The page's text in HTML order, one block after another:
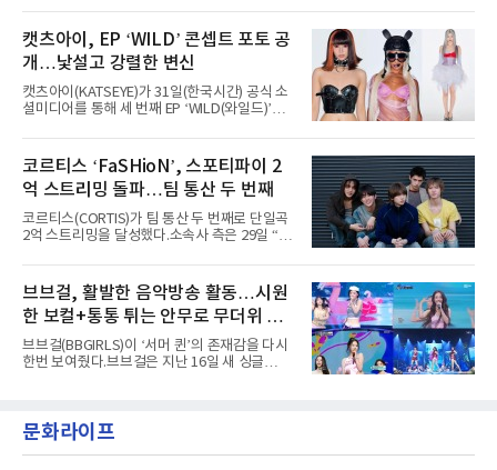
코르티스 등 K팝 스타들이 출연진 명단에 이름
을 올렸다.이날 에스파는
AxMxP는 데뷔 전부터 버스킹과 각종 페스티벌,
공연 무대에 오르며 실전 경험을 쌓아왔다.이들
은 소속사 패밀리 콘서트를 비롯해 '뷰티풀 민트
라이프 2025', '2025 부산국제록페스티벌' 등 대
형 무대에 잇달아 출연해 당찬 에너지와 풋풋한
매력으로 음악팬들의 눈도장을 찍었다.이후
AxMxP는 '카운트다운 판타지 2025-2026',
정적인 실력을 입증했고, 올해 '2026 어썸뮤직
페스티벌', '뷰티풀 민트 라이프 2026', '2026
캣츠아이, EP ‘WILD’ 콘셉트 포토 공
개…낯설고 강렬한 변신
캣츠아이(KATSEYE)가 31일(한국시간) 공식 소
셜미디어를 통해 세 번째 EP ‘WILD(와일드)’의
heart(와일드 하트)’라는 제목이 붙은 콘셉트 포
토에는 멤버들의 본능적이고 야성적인 면모가
강렬하게 담겼다. 짙은 아이섀도와 푸른빛·금빛·
붉은빛의 컬러 렌즈가 비현실적인 분위기를 자
아내고, 여러 원색이 불규칙하게 뒤섞인 멀티컬
러 헤어와 과감한 블루·블랙 립 메이크업이 낯설
고도 매혹적인 비주얼을 완성했다.스타일링 역
엣을 거침없이 결합했다. 멤버들은 각기 다른 개
성을 살린 스타일링을 선
코르티스 ‘FaSHioN’, 스포티파이 2
억 스트리밍 돌파…팀 통산 두 번째
코르티스(CORTIS)가 팀 통산 두 번째로 단일곡
2억 스트리밍을 달성했다.소속사 측은 29일 “코
벌 오디오·음원 스트리밍 플랫폼 스포티파이에
서 27일 자로 누적 재생 수 2억 회를 돌파했
다”고 밝혔다.곡이 발표된 지 약 10개월 만이다.
팀의 첫 번째 2억 스트리밍 곡은 동일 음반에 수
록된 ‘GO!’다. 이 노래는 공개 약 9개월 만인 지
난달 26일 자에 2억 고지를 밟았다. 이는 최근 5
년 내 데뷔한 보이그룹의 곡 중 최단기 2억 달성
했다. “내 티, 5 bucks 바지는, 만원” 등 멤버들
의 라이프 스타일
브브걸, 활발한 음악방송 활동…시원
한 보컬+통통 튀는 안무로 무더위 사
냥
브브걸(BBGIRLS)이 ‘서머 퀸’의 존재감을 다시
한번 보여줬다.브브걸은 지난 16일 새 싱글
MBC '쇼! 음악중심', SBS '인기가요' 등 주요 음
악방송 무대에 올라 화려한 퍼포먼스를 펼쳤다.
문화라이프